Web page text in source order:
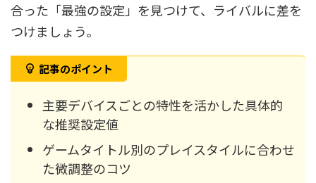
合った「最強の設定」を見つけて、ライバルに差を
つけましょう。
記事のポイント
主要デバイスごとの特性を活かした具体的
な推奨設定値
ゲームタイトル別のプレイスタイルに合わせ
た微調整のコツ